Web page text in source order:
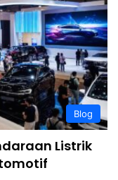
Blog
Listrik